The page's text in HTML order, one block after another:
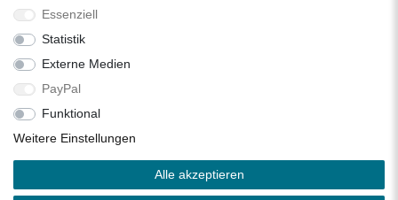
Folgen Sie uns auf Social Media
Alle Preise inkl. 19% Mehrwertsteuer.
* Die verkauften Stückzahlen beziehen sich auf die Verkäufe
in unseren Shops und Marktplätzen.
Essenziell
Statistik
Externe Medien
PayPal
Funktional
Weitere Einstellungen
Alle akzeptieren